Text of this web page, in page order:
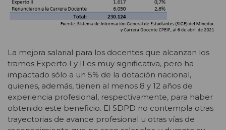
La mejora salarial para los docentes que alcanzan los
tramos Experto I y II es muy significativa, pero ha
impactado sólo a un 5% de la dotación nacional,
quienes, además, tienen al menos 8 y 12 años de
experiencia profesional, respectivamente, para haber
obtenido este beneficio. El SDPD no contempla otras
trayectorias de avance profesional u otras vías de